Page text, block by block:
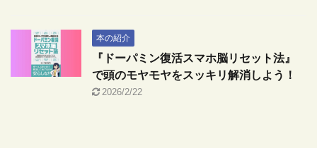
本の紹介
『ドーパミン復活スマホ脳リセット法』
で頭のモヤモヤをスッキリ解消しよう！
2026/2/22